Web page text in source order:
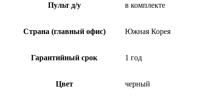
Пульт д/у в комплекте
Страна (главный офис) Южная Корея
Гарантийный срок 1 год
Цвет черный